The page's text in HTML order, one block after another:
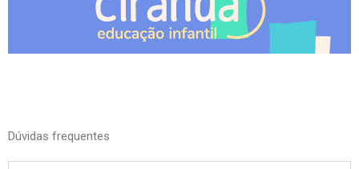
Dúvidas frequentes